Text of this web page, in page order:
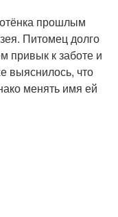
прошлым
Питомец долго
привык к заботе и
выяснилось, что
менять имя ей